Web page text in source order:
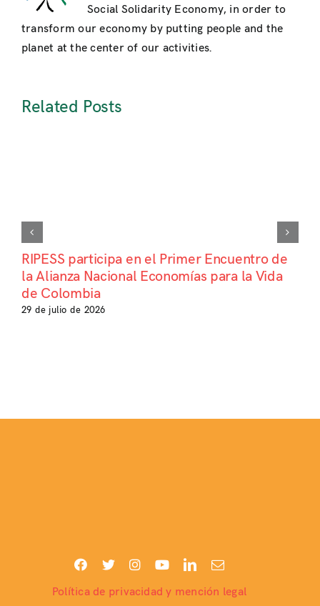
en
Brasil
Social Solidarity Economy, in order to
transform our economy by putting people and the
planet at the center of our activities.
Related Posts
RIPESS participa en el Primer Encuentro de
la Alianza Nacional Economías para la Vida
de Colombia
29 de julio de 2026
Política de privacidad y mención legal